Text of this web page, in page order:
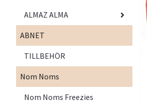
ALMAZ ALMA
ABNET
TILLBEHÖR
Nom Noms
Nom Noms Freezies